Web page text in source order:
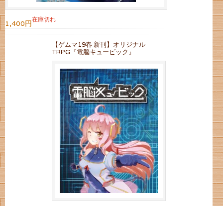
1,400円在庫切れ
【ゲムマ19春 新刊】オリジナル
TRPG『電脳キュービック』